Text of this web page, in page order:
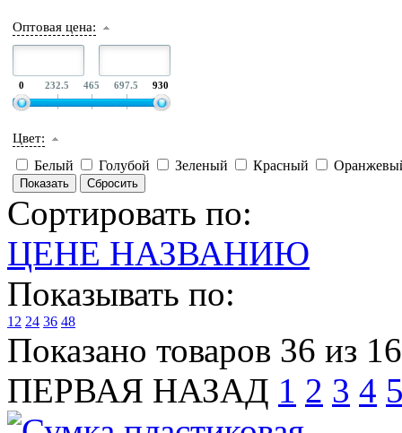
Оптовая цена:
0 232.5 465 697.5 930
Цвет:
Белый Голубой Зеленый Красный
Сортировать по:
ЦЕНЕ НАЗВАНИЮ
Показывать по:
12 24 36 48
Показано товаров 36 из
ПЕРВАЯ НАЗАД 1 2 3 4